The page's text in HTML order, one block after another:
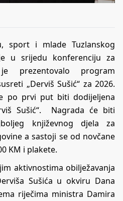
sport i mlade Tuzlanskog
u srijedu konferenciju za
prezentovalo program
„Derviš Sušić“ za 2026.
po prvi put biti dodijeljena
Sušić“. Nagrada će biti
književnog djela za
a sastoji se od novčane
KM i plakete.
aktivnostima obilježavanja
Sušića u okviru Dana
riječima ministra Damira